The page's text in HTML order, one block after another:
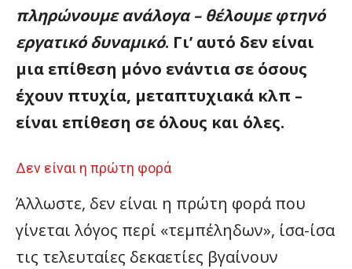
πληρώνουμε ανάλογα – θέλουμε φτηνό
εργατικό δυναμικό. Γι’ αυτό δεν είναι
μια επίθεση μόνο ενάντια σε όσους
έχουν πτυχία, μεταπτυχιακά κλπ –
είναι επίθεση σε όλους και όλες.
Δεν είναι η πρώτη φορά
Άλλωστε, δεν είναι η πρώτη φορά που
γίνεται λόγος περί «τεμπέληδων», ίσα-ίσα
τις τελευταίες δεκαετίες βγαίνουν